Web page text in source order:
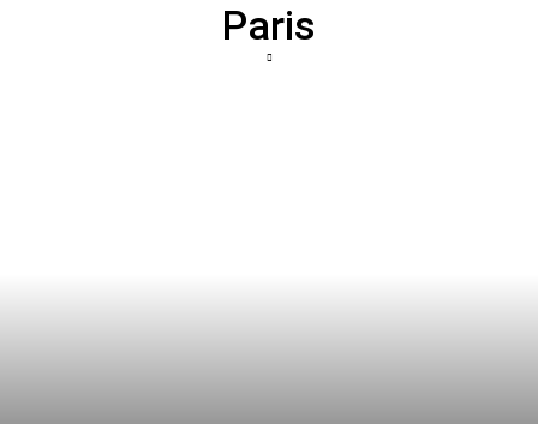
Paris